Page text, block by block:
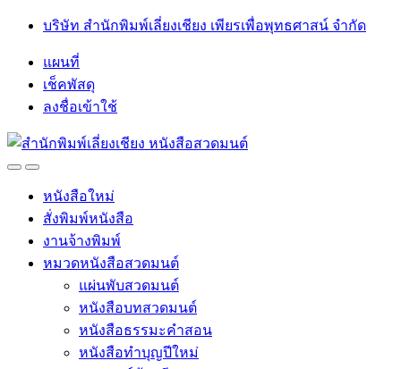
Skip
navigation
Skip
บริษัท สำนักพิมพ์เลี่ยงเชียง เพียรเพื่อพุทธศาสน์ จำกัด
แผนที่
เช็คพัสดุ
ลงชื่อเข้าใช้
OpenClose
หนังสือใหม่
สั่งพิมพ์หนังสือ
งานจ้างพิมพ์
หมวดหนังสือสวดมนต์
แผ่นพับสวดมนต์
หนังสือบทสวดมนต์
หนังสือธรรมะคำสอน
หนังสือทำบุญปีใหม่